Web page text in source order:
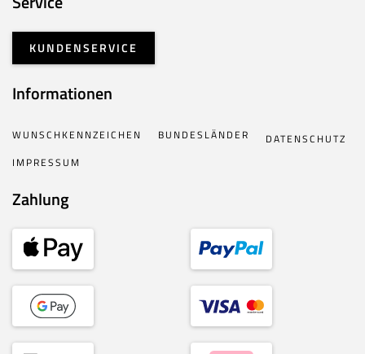
KUNDENSERVICE
Informationen
WUNSCHKENNZEICHEN BUNDESLÄNDER
DATENSCHUTZ
IMPRESSUM
Zahlung